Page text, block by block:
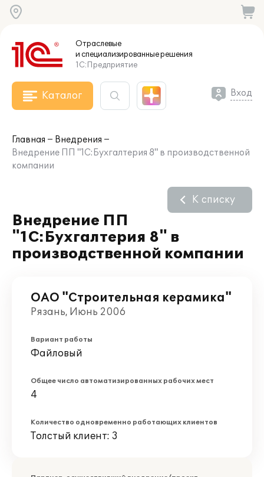
Отраслевые
и специализированныерешения
1С:Предприятие
Каталог Вход
Главная
Внедрения
Внедрение ПП "1С:Бухгалтерия 8" в производственной
компании
Внедрение ПП
"1С:Бухгалтерия 8" в
производственной компании
К списку
ОАО "Строительная керамика"
Рязань, Июнь 2006
Вариант работы
Файловый
Общее число автоматизированных рабочих мест
4
Количество одновременно работающих клиентов
Толстый клиент: 3